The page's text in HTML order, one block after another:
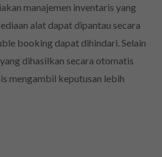
manajemen inventaris yang
alat dapat dipantau secara
booking dapat dihindari. Selain
dihasilkan secara otomatis
mengambil keputusan lebih